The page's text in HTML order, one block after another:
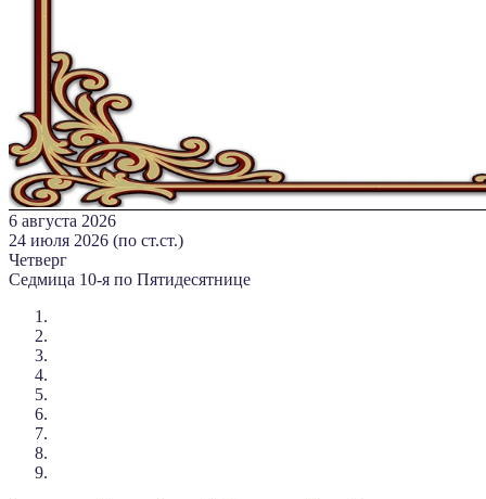
6 августа 2026
24 июля 2026 (по ст.ст.)
Четверг
Седмица 10-я по Пятидесятнице